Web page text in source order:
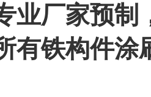
业厂家预制
有铁构件